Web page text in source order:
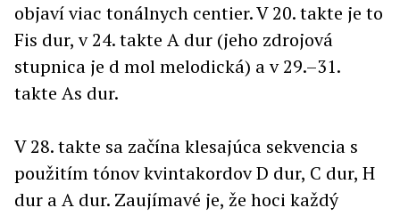
objaví viac tonálnych centier. V 20. takte je to
Fis dur, v 24. takte A dur (jeho zdrojová
stupnica je d mol melodická) a v 29.–31.
takte As dur.
V 28. takte sa začína klesajúca sekvencia s
použitím tónov kvintakordov D dur, C dur, H
dur a A dur. Zaujímavé je, že hoci každý